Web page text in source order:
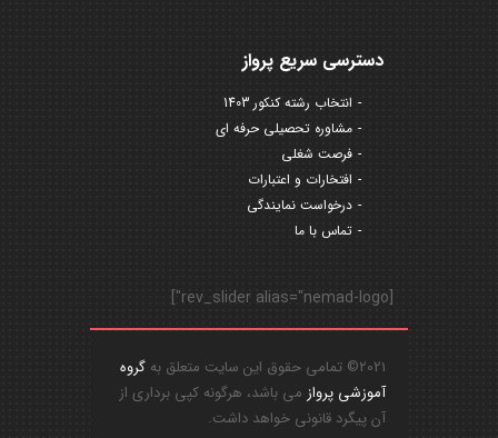
دسترسی سریع پرواز
انتخاب رشته کنکور 1403
مشاوره تحصیلی حرفه ای
فرصت شغلی
افتخارات و اعتبارات
درخواست نمایندگی
تماس با ما
[rev_slider alias="nemad-logo"]
2021© تمامی حقوق این سایت متعلق به
گروه
آموزشی پرواز می باشد، هرگونه کپی برداری از
آن پیگرد قانونی خواهد داشت.